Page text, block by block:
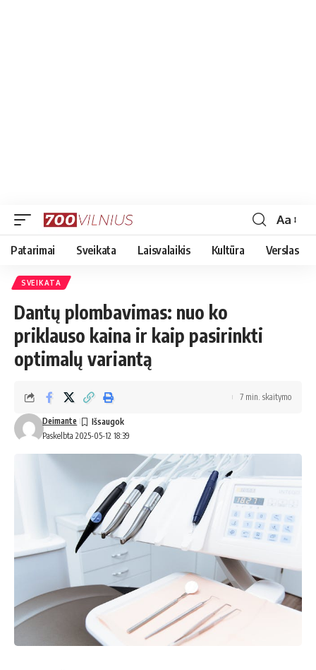
Font
Resizer
Aa
Patarimai Sveikata Laisvalaikis Kultūra Verslas
SVEIKATA
Dantų plombavimas: nuo ko
priklauso kaina ir kaip pasirinkti
optimalų variantą
Paskelbta 2025-05-12 18:39
Deimante
7 min. skaitymo